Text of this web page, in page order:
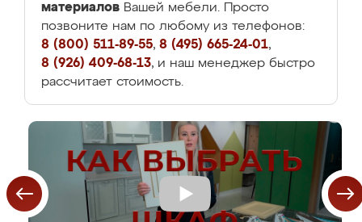
материалов Вашей мебели. Просто
позвоните нам по любому из телефонов:
8 (800) 511-89-55, 8 (495) 665-24-01,
8 (926) 409-68-13, и наш менеджер быстро
рассчитает стоимость.